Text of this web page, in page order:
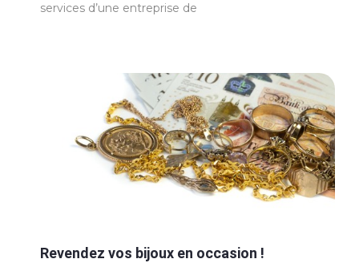
services d’une entreprise de
Revendez vos bijoux en occasion !